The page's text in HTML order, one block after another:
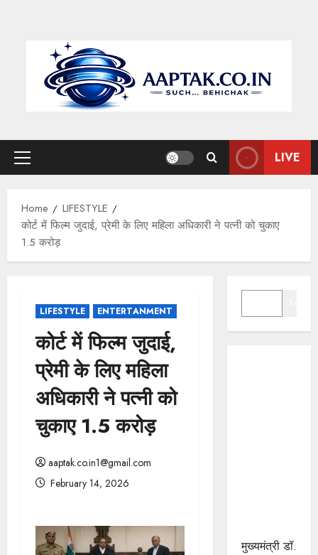
Primary
LIVE
Home
LIFESTYLE
कोर्ट में फिल्म जुदाई, प्रेमी के लिए महिला अधिकारी ने पत्नी को चुकाए
1.5 करोड़
LIFESTYLE ENTERTANMENT
कोर्ट में फिल्म जुदाई,
प्रेमी के लिए महिला
अधिकारी ने पत्नी को
चुकाए 1.5 करोड़
aaptak.co.in1@gmail.com
February 14, 2026
मुख्यमंत्री डॉ.